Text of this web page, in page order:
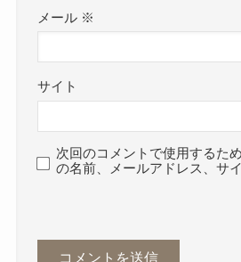
メール ※
サイト
次回のコメントで使用するた
の名前、メールアドレス、サ